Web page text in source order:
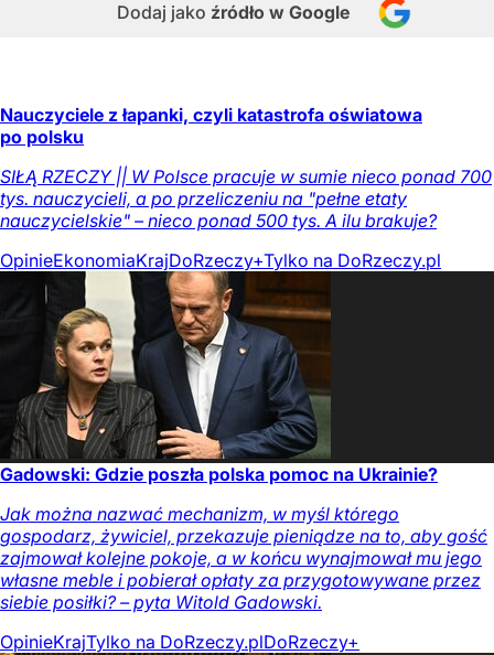
Dodaj jako źródło w Google
Nauczyciele z łapanki, czyli katastrofa oświatowa
po polsku
SIŁĄ RZECZY || W Polsce pracuje w sumie nieco ponad 700
tys. nauczycieli, a po przeliczeniu na "pełne etaty
nauczycielskie" – nieco ponad 500 tys. A ilu brakuje?
OpinieEkonomiaKrajDoRzeczy+Tylko na DoRzeczy.pl
Gadowski: Gdzie poszła polska pomoc na Ukrainie?
Jak można nazwać mechanizm, w myśl którego
gospodarz, żywiciel, przekazuje pieniądze na to, aby gość
zajmował kolejne pokoje, a w końcu wynajmował mu jego
własne meble i pobierał opłaty za przygotowywane przez
siebie posiłki? – pyta Witold Gadowski.
OpinieKrajTylko na DoRzeczy.plDoRzeczy+